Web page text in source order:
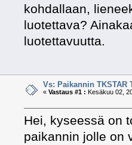
kohdallaan,
luotettava?
luotettavuutta.
Vs: Paikannin TKSTAR
«Vastaus #1 : Kesäkuu 02,
Hei, kyseessä on
paikannin jolle on